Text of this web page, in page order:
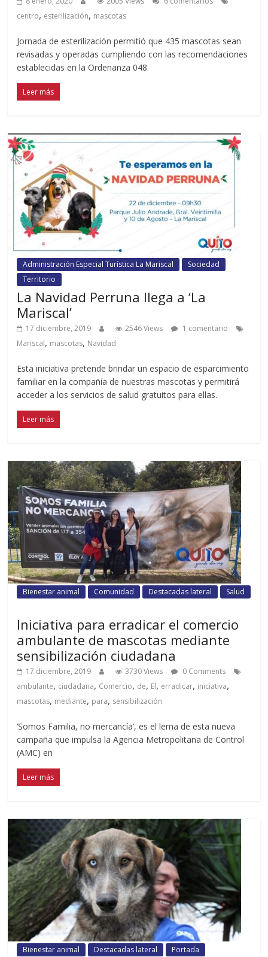
centro, esterilización, mascotas
Jornada de esterilización permitió que 435 mascotas sean
revisadas y operadas cumpliendo con las recomendaciones
establecidas en la Ordenanza 048
Leer más
Administración Especial Turística La Mariscal
Sociedad
Territorio
La Navidad Perruna llega a ‘La
Mariscal’
17 diciembre, 2019 2546 Views
1 comentario
Mariscal, mascotas, Navidad
Esta iniciativa pretende brindar un espacio de esparcimiento
familiar en la compañía de nuestras mascotas y permitirá
acceder a los servicios de salud gratuitos para ellas.
Leer más
Bienestar animal Comunidad Destacadas lateral Salud
Iniciativa para erradicar el comercio
ambulante de mascotas mediante
sensibilización ciudadana
17 diciembre, 2019 3730 Views
0 Comments
ambulante, ciudadana, Comercio, de, El, erradicar, iniciativa,
mascotas, mediante, para, sensibilización
‘Somos Familia, no mercancía’, es el lema de esta nueva
campaña que impulsa la Agencia Metropolitana de Control
(AMC) en
Leer más
Bienestar animal Destacadas lateral Portada